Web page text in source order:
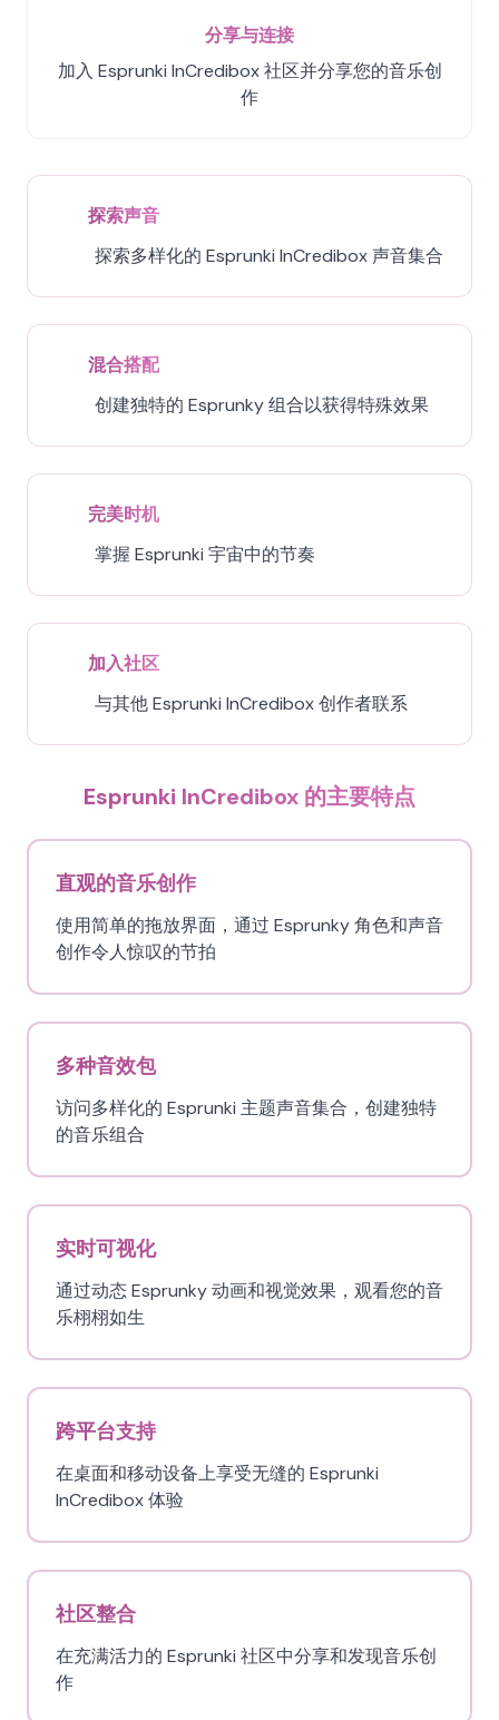
分享与连接
加入 Esprunki InCredibox 社区并分享您的音乐创
作
探索声音
探索多样化的 Esprunki InCredibox 声音集合
混合搭配
创建独特的 Esprunky 组合以获得特殊效果
完美时机
掌握 Esprunki 宇宙中的节奏
加入社区
与其他 Esprunki InCredibox 创作者联系
Esprunki InCredibox 的主要特点
直观的音乐创作
使用简单的拖放界面，通过 Esprunky 角色和声音
创作令人惊叹的节拍
多种音效包
访问多样化的 Esprunki 主题声音集合，创建独特
的音乐组合
实时可视化
通过动态 Esprunky 动画和视觉效果，观看您的音
乐栩栩如生
跨平台支持
在桌面和移动设备上享受无缝的 Esprunki
InCredibox 体验
社区整合
在充满活力的 Esprunki 社区中分享和发现音乐创
作